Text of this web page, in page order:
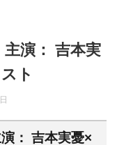
演： 吉本実
ト
： 吉本実憂×